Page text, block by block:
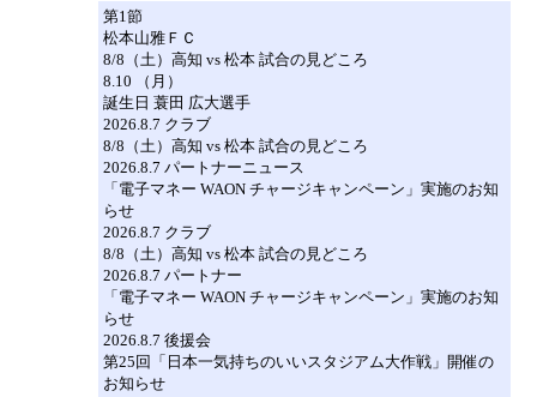
第1節
松本山雅ＦＣ
8/8（土）高知 vs 松本 試合の見どころ
8.10 （月）
誕生日 蓑田 広大選手
2026.8.7 クラブ
8/8（土）高知 vs 松本 試合の見どころ
2026.8.7 パートナーニュース
「電子マネー WAON チャージキャンペーン」実施のお知
らせ
2026.8.7 クラブ
8/8（土）高知 vs 松本 試合の見どころ
2026.8.7 パートナー
「電子マネー WAON チャージキャンペーン」実施のお知
らせ
2026.8.7 後援会
第25回「日本一気持ちのいいスタジアム大作戦」開催の
お知らせ